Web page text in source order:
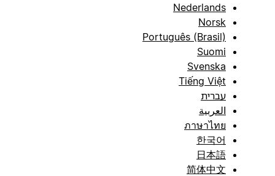
Nederlands
Norsk
Português (Brasil)
Suomi
Svenska
Tiếng Việt
עברית
العربية
ภาษาไทย
한국어
日本語
简体中文